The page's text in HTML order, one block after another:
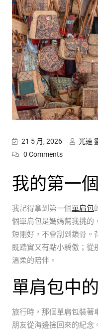
21 5 月, 2026 光速
0 Comments
我的第一
我記得拿到第一個單肩包
個單肩包是媽媽幫我挑的
短剛好，不會刮到鎖骨。
既踏實又有點小驕傲；從
溫柔的陪伴。
單肩包中
旅行時，那個單肩包裝
朋友從海邊撿回來的紀念